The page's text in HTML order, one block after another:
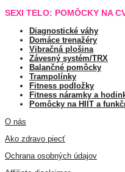
SEXI TELO: POMÔCKY NA
Diagnostické váhy
Domáce trenažéry
Vibračná plošina
Závesný systém/TRX
Balančné pomôcky
Trampolínky
Fitness podložky
Fitness náramky a
Pomôcky na HIIT a
O nás
Ako zdravo piecť
Ochrana osobných údajov